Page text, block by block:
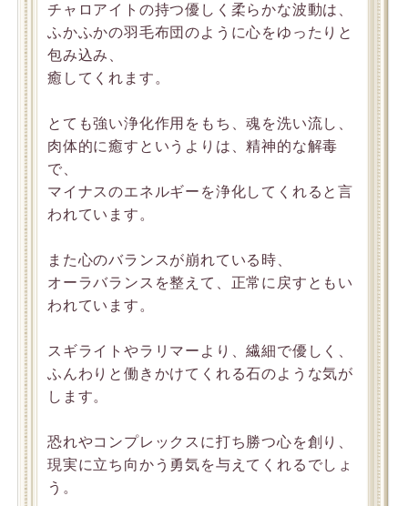
チャロアイトの持つ優しく柔らかな波動は、
ふかふかの羽毛布団のように心をゆったりと
包み込み、
癒してくれます。
とても強い浄化作用をもち、魂を洗い流し、
肉体的に癒すというよりは、精神的な解毒
で、
マイナスのエネルギーを浄化してくれると言
われています。
また心のバランスが崩れている時、
オーラバランスを整えて、正常に戻すともい
われています。
スギライトやラリマーより、繊細で優しく、
ふんわりと働きかけてくれる石のような気が
します。
恐れやコンプレックスに打ち勝つ心を創り、
現実に立ち向かう勇気を与えてくれるでしょ
う。